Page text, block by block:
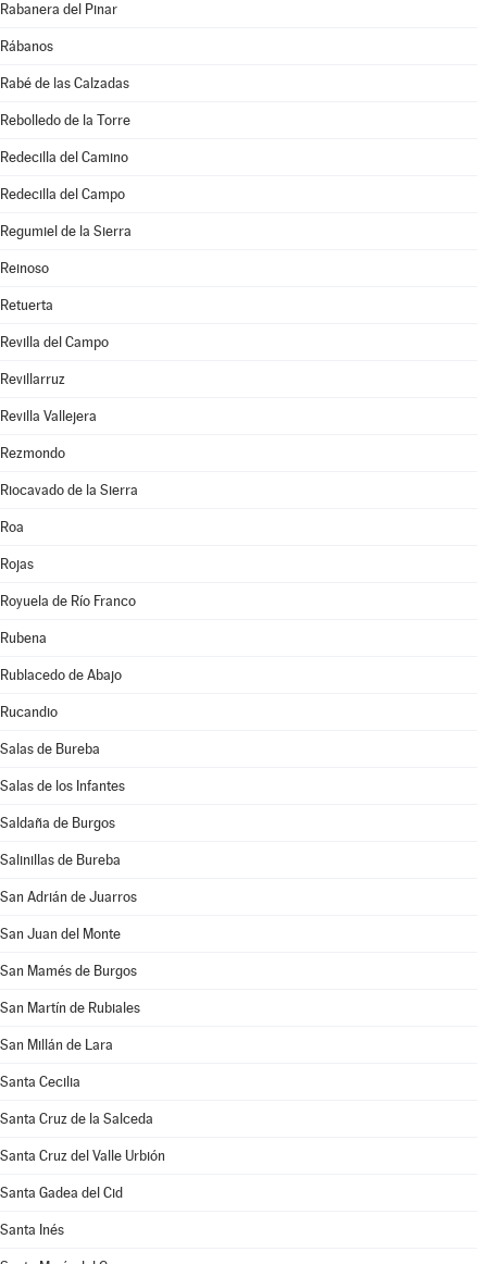
Rabanera del Pinar
Rábanos
Rabé de las Calzadas
Rebolledo de la Torre
Redecilla del Camino
Redecilla del Campo
Regumiel de la Sierra
Reinoso
Retuerta
Revilla del Campo
Revillarruz
Revilla Vallejera
Rezmondo
Riocavado de la Sierra
Roa
Rojas
Royuela de Río Franco
Rubena
Rublacedo de Abajo
Rucandio
Salas de Bureba
Salas de los Infantes
Saldaña de Burgos
Salinillas de Bureba
San Adrián de Juarros
San Juan del Monte
San Mamés de Burgos
San Martín de Rubiales
San Millán de Lara
Santa Cecilia
Santa Cruz de la Salceda
Santa Cruz del Valle Urbión
Santa Gadea del Cid
Santa Inés